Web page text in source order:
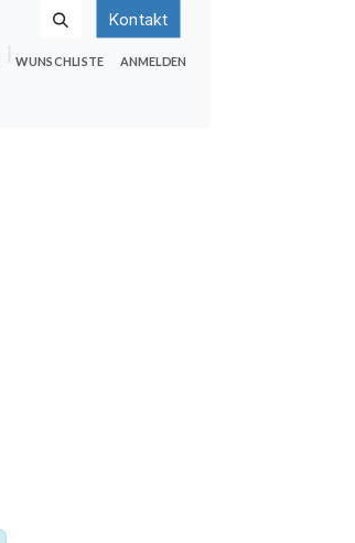
Kontakt
WUNSCHLISTE ANMELDEN